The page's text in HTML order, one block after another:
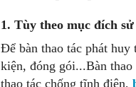
1. Tùy theo mục đích
Để bàn thao tác phát
kiện, đóng gói...Bàn
thao tác chống tĩnh điện,